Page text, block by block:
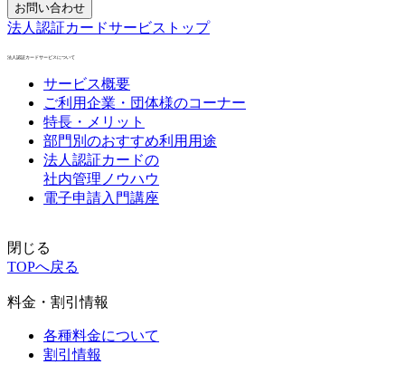
お問い合わせ
法人認証カードサービストップ
法人認証カードサービスについて
サービス概要
ご利用企業・団体様のコーナー
特長・メリット
部門別のおすすめ利用用途
法人認証カードの
社内管理ノウハウ
電子申請入門講座
閉じる
TOPへ戻る
料金・割引情報
各種料金について
割引情報